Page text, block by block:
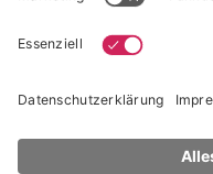
* unverbindliche